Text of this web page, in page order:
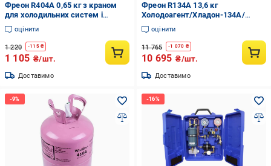
Фреон R404A 0,65 кг з краном
для холодильних систем і
кондиціонерів (00000043291)
оцінити
1 220 -115₴
1 105 ₴/шт.
Доставимо
Фреон R134А 13,6 кг
Холодоагент/Хладон-134А/
Фреон 134/ДФУ-134А/HFC-134 А
(00000044543)
оцінити
11 765 -1 070 ₴
10 695 ₴/шт.
Доставимо